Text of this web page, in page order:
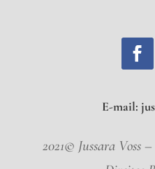
E-mail:
2021© Jussara Voss